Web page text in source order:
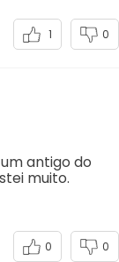
1 0
antigo do
muito.
0 0